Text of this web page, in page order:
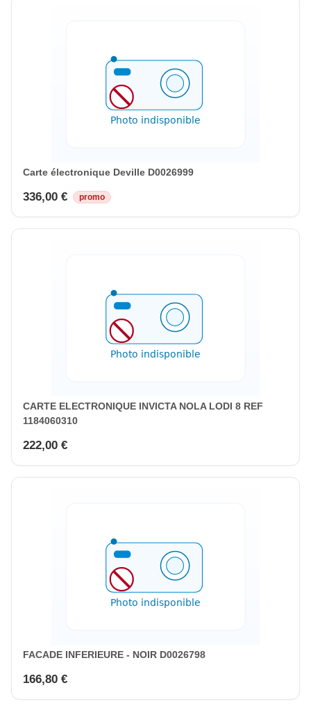
Carte électronique Deville D0026999
336,00 € promo
CARTE ELECTRONIQUE INVICTA NOLA LODI 8 REF
1184060310
222,00 €
FACADE INFERIEURE - NOIR D0026798
166,80 €